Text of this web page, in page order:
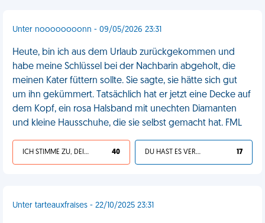
Unter noooooooonn - 09/05/2026 23:31
Heute, bin ich aus dem Urlaub zurückgekommen und
habe meine Schlüssel bei der Nachbarin abgeholt, die
meinen Kater füttern sollte. Sie sagte, sie hätte sich gut
um ihn gekümmert. Tatsächlich hat er jetzt eine Decke auf
dem Kopf, ein rosa Halsband mit unechten Diamanten
und kleine Hausschuhe, die sie selbst gemacht hat. FML
ICH STIMME ZU, DEIN LEBEN IST SCHEISSE 40 DU HAST ES VERDIENT 17
Unter tarteauxfraises - 22/10/2025 23:31